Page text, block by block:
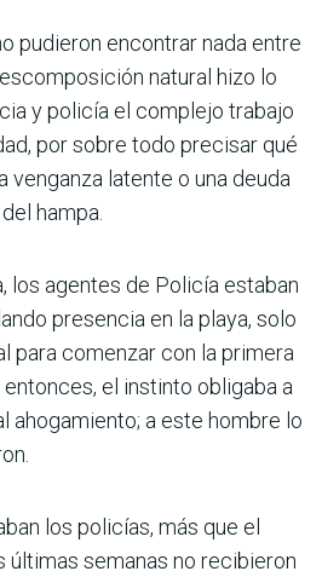
pudieron encontrar nada entre
natural hizo lo
y policía el complejo trabajo
por sobre todo precisar qué
venganza latente o una deuda
hampa.
los agentes de Policía estaban
presencia en la playa, solo
para comenzar con la primera
el instinto obligaba a
ahogamiento; a este hombre lo
los policías, más que el
últimas semanas no recibieron